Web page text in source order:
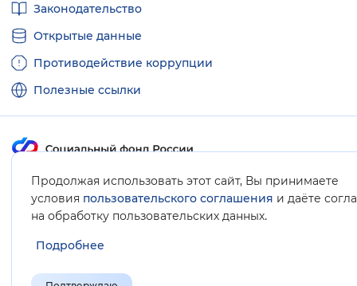
Продолжая использовать этот сайт, Вы принимаете
условия пользовательского соглашения и даёте
на обработку пользовательских данных.
Подробнее
ссылкиЗаконодательство
Открытые данные
Противодействие коррупции
Полезные ссылки
Карта сайта